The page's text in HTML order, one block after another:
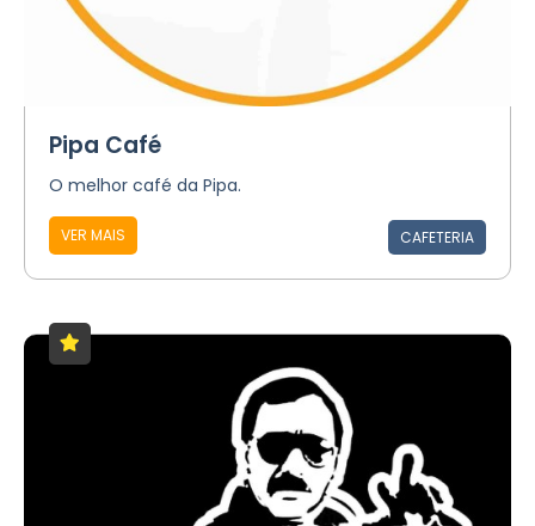
Pipa Café
O melhor café da Pipa.
VER MAIS CAFETERIA